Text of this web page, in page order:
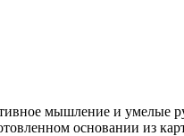
мышление и умелые
основании из